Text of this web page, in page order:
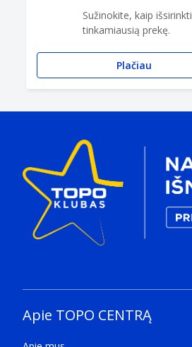
Sužinokite, kaip išsirinkti
tinkamiausią prekę.
Plačiau
Apie TOPO CENTRĄ